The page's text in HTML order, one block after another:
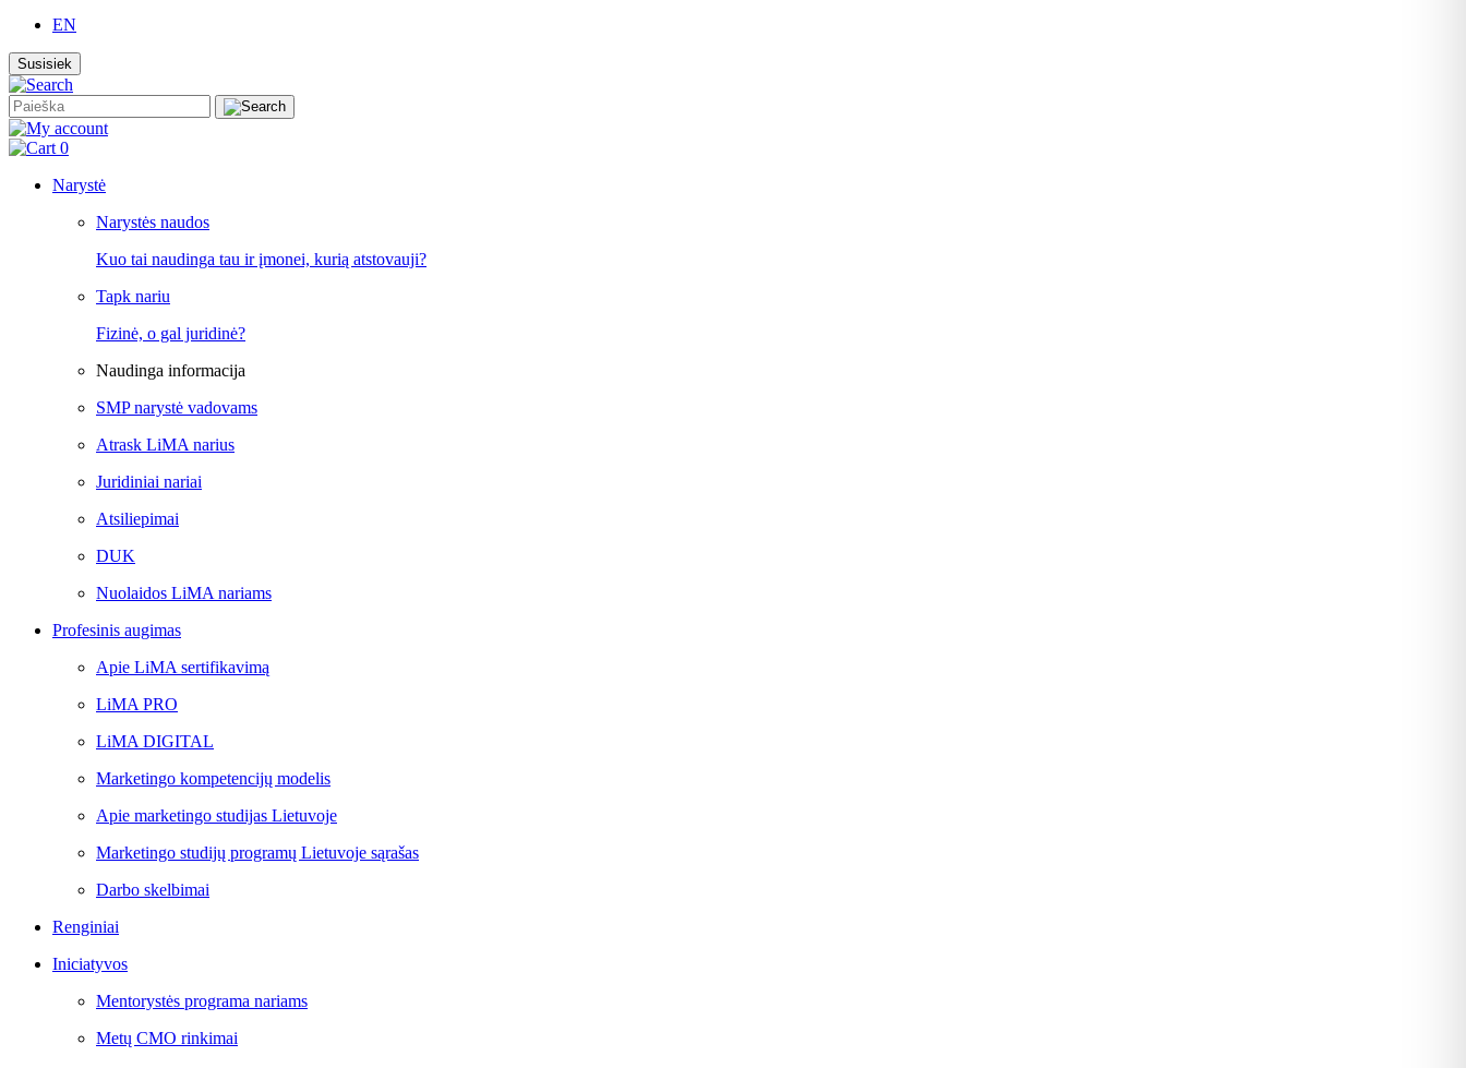
EN
Susisiek
0
Narystė
Narystės naudos
Kuo tai naudinga tau ir įmonei, kurią atstovauji?
Tapk nariu
Fizinė, o gal juridinė?
Naudinga informacija
SMP narystė vadovams
Atrask LiMA narius
Juridiniai nariai
Atsiliepimai
DUK
Nuolaidos LiMA nariams
Profesinis augimas
Apie LiMA sertifikavimą
LiMA PRO
LiMA DIGITAL
Marketingo kompetencijų modelis
Apie marketingo studijas Lietuvoje
Marketingo studijų programų Lietuvoje sąrašas
Darbo skelbimai
Renginiai
Iniciatyvos
Mentorystės programa nariams
Metų CMO rinkimai